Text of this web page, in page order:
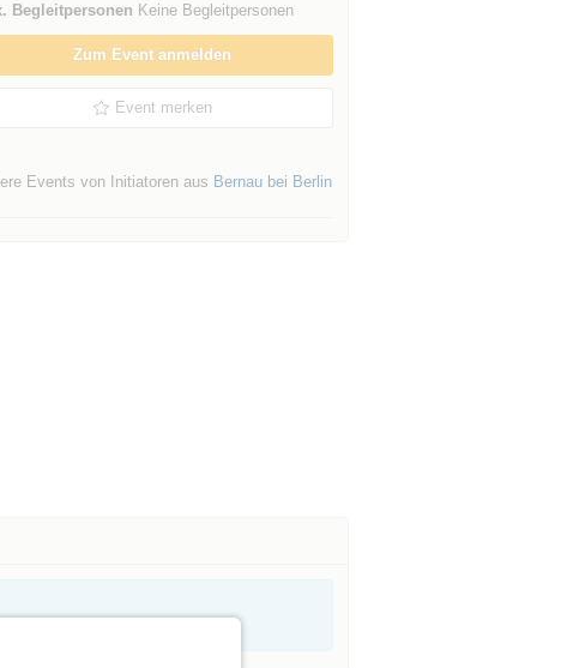
Begleitpersonen Keine Begleitpersonen
Zum Event anmelden
Event merken
Events von Initiatoren aus Bernau bei Berlin